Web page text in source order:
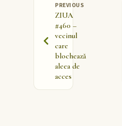
PREVIOUS
ZIUA
#460 –
vecinul
care
blochează
aleea de
acces